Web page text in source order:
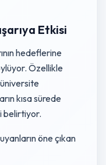
Etkisi
hedeflerine
Özellikle
kısa sürede
belirtiyor.
öne çıkan